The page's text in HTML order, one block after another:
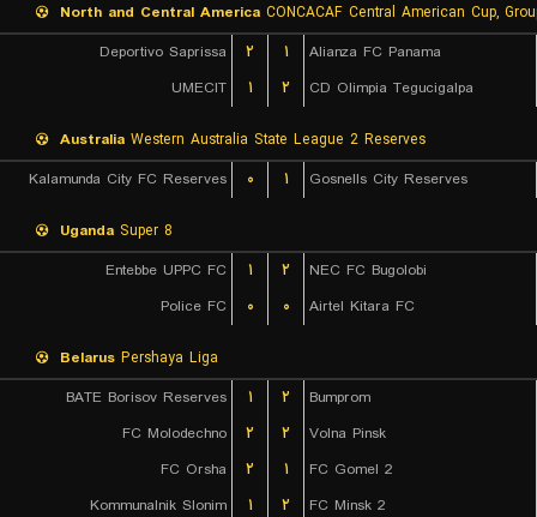
North and Central America CONCACAF Central American Cup,
Deportivo Saprissa
۲ ۱
Alianza FC Panama
UMECIT
۱ ۲ CD Olimpia Tegucigalpa
Australia Western Australia State League 2 Reserves
Kalamunda City FC Reserves
۰ ۱ Gosnells City Reserves
Uganda Super 8
Entebbe UPPC FC
۱ ۲
NEC FC Bugolobi
Police FC
۰ ۰ Airtel Kitara FC
Belarus Pershaya Liga
BATE Borisov Reserves
۱ ۲
Bumprom
FC Molodechno
۲ ۲
Volna Pinsk
FC Orsha
۲ ۱
FC Gomel 2
Kommunalnik Slonim
۱ ۲ FC Minsk 2